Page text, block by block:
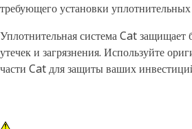
требующего установки уплотнительных
Уплотнительная система Cat защищает
утечек и загрязнения. Используйте
части Cat для защиты ваших